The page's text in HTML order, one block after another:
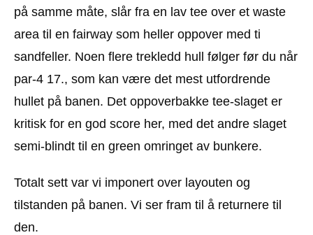
på samme måte, slår fra en lav tee over et waste
area til en fairway som heller oppover med ti
sandfeller. Noen flere trekledd hull følger før du når
par-4 17., som kan være det mest utfordrende
hullet på banen. Det oppoverbakke tee-slaget er
kritisk for en god score her, med det andre slaget
semi-blindt til en green omringet av bunkere.
Totalt sett var vi imponert over layouten og
tilstanden på banen. Vi ser fram til å returnere til
den.